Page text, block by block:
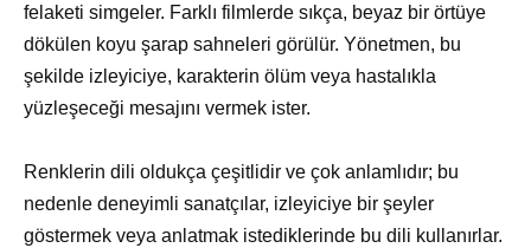
felaketi simgeler. Farklı filmlerde sıkça, beyaz bir örtüye
dökülen koyu şarap sahneleri görülür. Yönetmen, bu
şekilde izleyiciye, karakterin ölüm veya hastalıkla
yüzleşeceği mesajını vermek ister.
Renklerin dili oldukça çeşitlidir ve çok anlamlıdır; bu
nedenle deneyimli sanatçılar, izleyiciye bir şeyler
göstermek veya anlatmak istediklerinde bu dili kullanırlar.